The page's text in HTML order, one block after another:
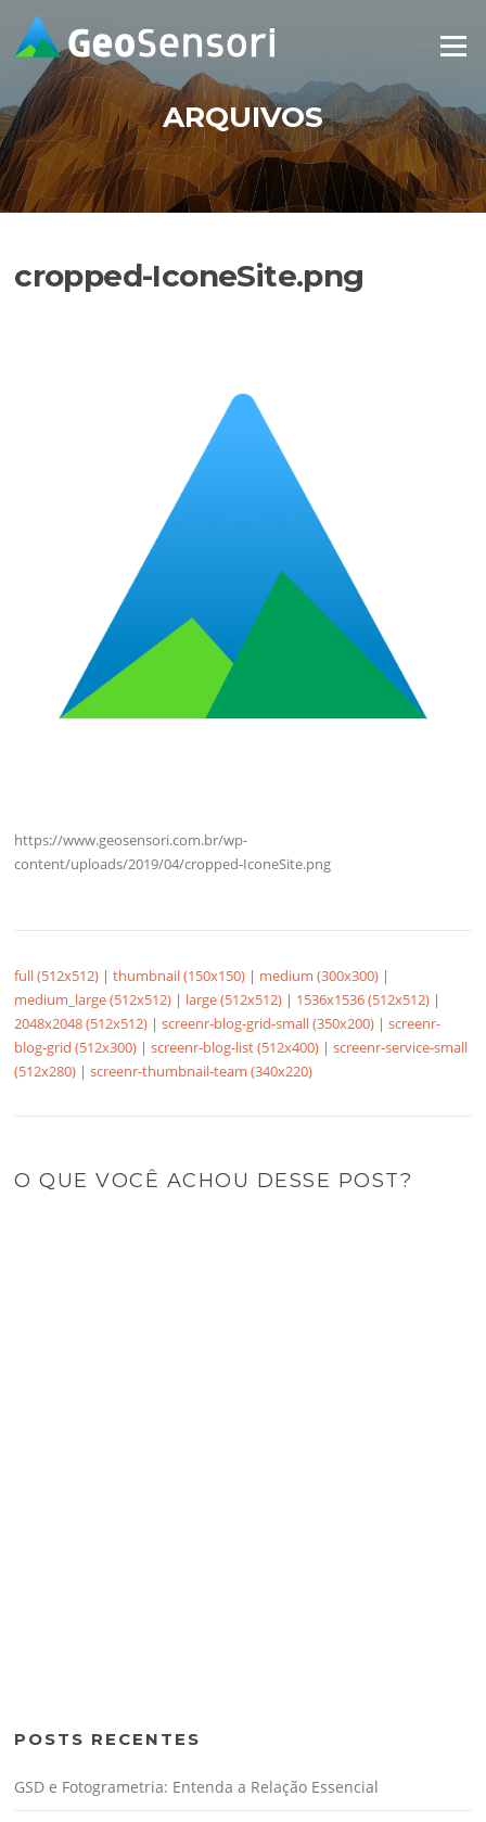
para
conteúdo
Menu
ARQUIVOS
cropped-IconeSite.png
https://www.geosensori.com.br/wp-
content/uploads/2019/04/cropped-IconeSite.png
full (512x512) |thumbnail (150x150) | medium (300x300) |
medium_large (512x512) | large (512x512) | 1536x1536 (512x512) |
2048x2048 (512x512) |screenr-blog-grid-small (350x200) |screenr-
blog-grid (512x300) |screenr-blog-list (512x400) |screenr-service-small
(512x280) |screenr-thumbnail-team (340x220)
O QUE VOCÊ ACHOU DESSE POST?
POSTS RECENTES
GSD e Fotogrametria: Entenda a Relação Essencial